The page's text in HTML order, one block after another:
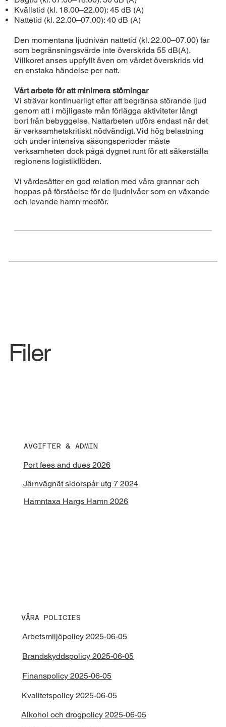
Kvällstid (kl. 18.00–22.00): 45 dB (A)
Nattetid (kl. 22.00–07.00): 40 dB (A)
Den momentana ljudnivån nattetid (kl. 22.00–07.00) får
som begränsningsvärde inte överskrida 55 dB(A).
Villkoret anses uppfyllt även om värdet överskrids vid
en enstaka händelse per natt.
Vårt arbete för att minimera störningar
Vi strävar kontinuerligt efter att begränsa störande ljud
genom att i möjligaste mån förlägga aktiviteter långt
bort från bebyggelse. Nattarbeten utförs endast när det
är verksamhetskritiskt nödvändigt. Vid hög belastning
och under intensiva säsongsperioder måste
verksamheten dock pågå dygnet runt för att säkerställa
regionens logistikflöden.
Vi värdesätter en god relation med våra grannar och
hoppas på förståelse för de ljudnivåer som en växande
och levande hamn medför.
Filer
AVGIFTER & ADMIN
Hamntaxa Hargs Hamn 2026
Port fees and dues 2026
Järnvägnät sidorspår utg 7 2024
VÅRA POLICIES
Arbetsmiljöpolicy 2025-06-05
Alkohol och drogpolicy 2025-06-05
Brandskyddspolicy 2025-06-05
Finanspolicy 2025-06-05
Kvalitetspolicy 2025-06-05